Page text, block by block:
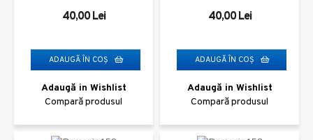
40,00 Lei
ADAUGĂ ÎN COŞ
Adaugă in Wishlist
Compară produsul
40,00 Lei
ADAUGĂ ÎN COŞ
Adaugă in Wishlist
Compară produsul